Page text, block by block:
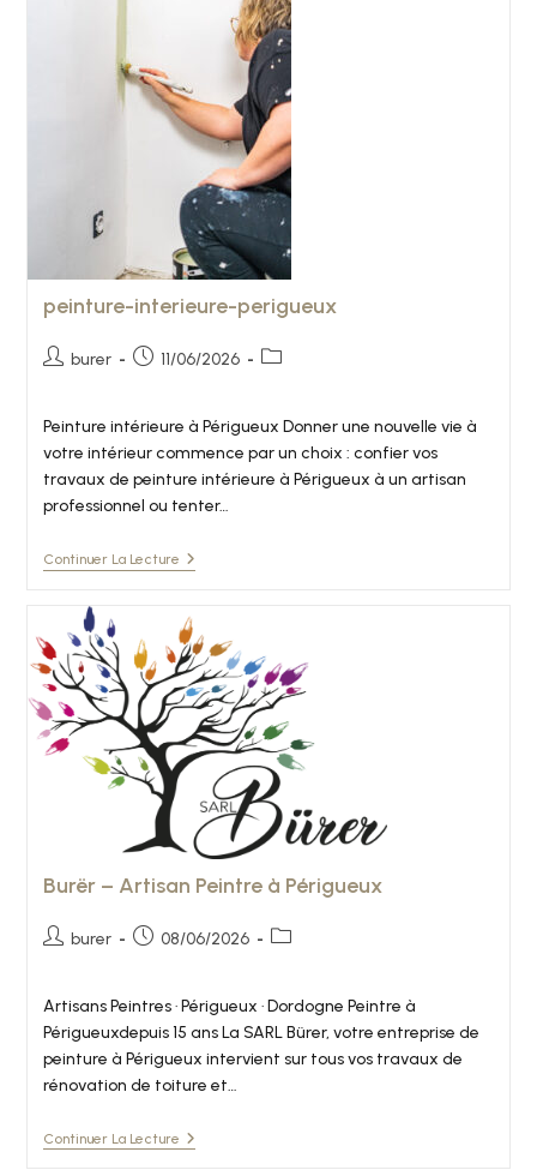
peinture-interieure-perigueux
burer 11/06/2026
Peinture intérieure à Périgueux Donner une nouvelle vie à
votre intérieur commence par un choix : confier vos
travaux de peinture intérieure à Périgueux à un artisan
professionnel ou tenter…
Continuer La Lecture
Burër – Artisan Peintre à Périgueux
burer 08/06/2026
Artisans Peintres · Périgueux · Dordogne Peintre à
Périgueuxdepuis 15 ans La SARL Bürer, votre entreprise de
peinture à Périgueux intervient sur tous vos travaux de
rénovation de toiture et…
Continuer La Lecture